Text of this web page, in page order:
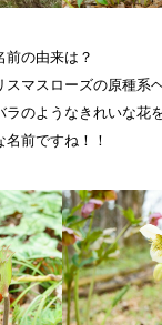
前の由来は？
スマスローズの原種系
ラのようなきれいな花
前ですね！！